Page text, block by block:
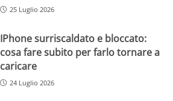
25 Luglio 2026
IPhone surriscaldato e bloccato:
cosa fare subito per farlo tornare a
caricare
24 Luglio 2026